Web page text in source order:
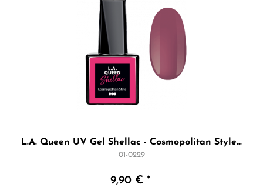
L.A. Queen UV Gel Shellac - Cosmopolitan Style...
01-0229
9,90 € *